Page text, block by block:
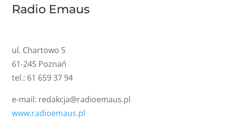
Radio Emaus
ul. Chartowo 5
61-245 Poznań
tel.: 61 659 37 94
e-mail: redakcja@radioemaus.pl
www.radioemaus.pl